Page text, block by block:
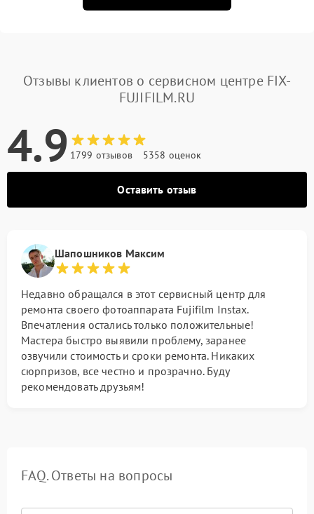
Отзывы клиентов о сервисном центре FIX-
FUJIFILM.RU
4.9 1799 отзывов 5358 оценок
Оставить отзыв
Шапошников Максим
Недавно обращался в этот сервисный центр для
ремонта своего фотоаппарата Fujifilm Instax.
Впечатления остались только положительные!
Мастера быстро выявили проблему, заранее
озвучили стоимость и сроки ремонта. Никаких
сюрпризов, все честно и прозрачно. Буду
рекомендовать друзьям!
FAQ. Ответы на вопросы